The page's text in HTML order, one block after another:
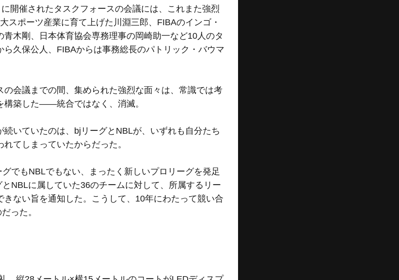
開催されたタスクフォースの会議には、これまた強烈
スポーツ産業に育て上げた川淵三郎、FIBAのインゴ・
木剛、日本体育協会専務理事の岡崎助一など10人のタ
久保公人、FIBAからは事務総長のパトリック・バウマ
会議までの間、集められた強烈な面々は、常識では考
構築した——統合ではなく、消滅。
いていたのは、bjリーグとNBLが、いずれも自分たち
てしまっていたからだった。
でもNBLでもない、まったく新しいプロリーグを発足
NBLに属していた36のチームに対して、所属するリー
ない旨を通知した。こうして、10年にわたって競い合
った。